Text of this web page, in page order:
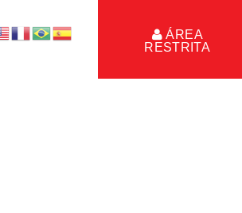
ÁREA
RESTRITA